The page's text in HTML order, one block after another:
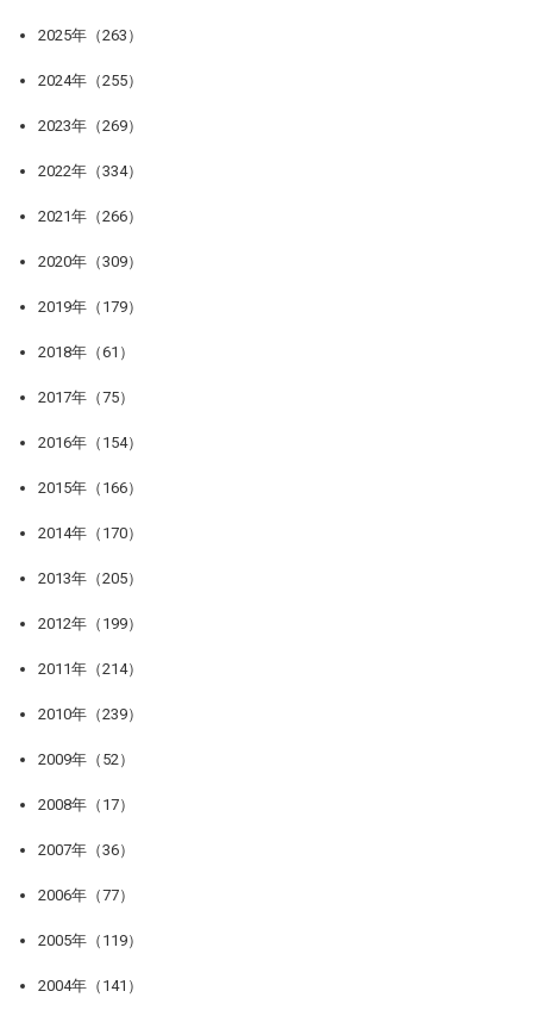
2025年（263）
2024年（255）
2023年（269）
2022年（334）
2021年（266）
2020年（309）
2019年（179）
2018年（61）
2017年（75）
2016年（154）
2015年（166）
2014年（170）
2013年（205）
2012年（199）
2011年（214）
2010年（239）
2009年（52）
2008年（17）
2007年（36）
2006年（77）
2005年（119）
2004年（141）